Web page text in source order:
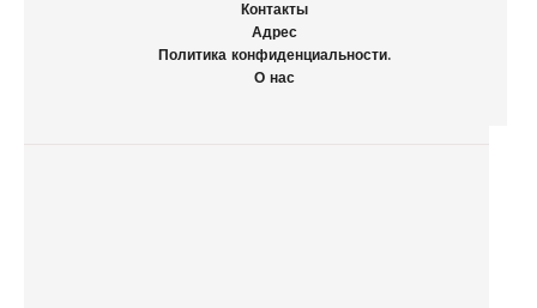
Контакты
Адрес
Политика конфиденциальности.
О нас